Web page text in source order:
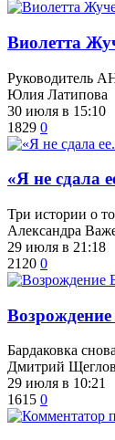
Виолетта
Руководитель
Юлия Латипова
30 июля в 15:10
1829 0
​«Я не сдала
Три истории о
Александра
29 июля в 21:18
2120 0
​Бардаковка
Дмитрий
29 июля в 10:21
1615 0